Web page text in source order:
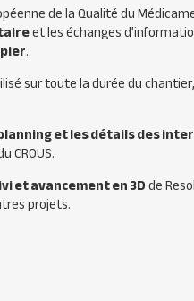
de la Qualité du
et les échanges
.
sur toute la durée du
et les détails des
CROUS.
et avancement en 3Dde
projets.